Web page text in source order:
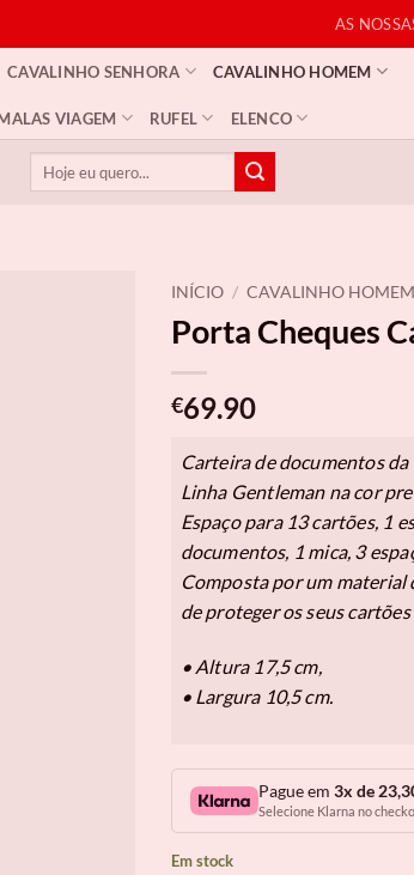
AS
CAVALINHO SENHORA CAVALINHO HOMEM
VIAGEM RUFEL ELENCO
INÍCIO / CAVALINHO HOMEM
Porta Cheques
€69.90
Carteira de documentos da
Linha Gentleman na cor
Espaço para 13 cartões, 1
documentos, 1 mica, 3
Composta por um material
de proteger os seus cartões
• Altura 17,5 cm,
• Largura 10,5 cm.
Pague em 3x de
Selecione Klarna no
Em stock